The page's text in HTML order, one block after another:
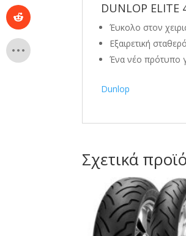
DUNLOP
Έυκολο στον
Εξαιρετική
Ένα νέο πρότυπο
Dunlop
Σχετικά